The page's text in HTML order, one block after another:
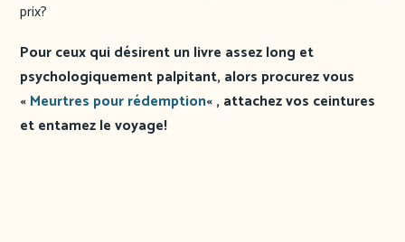
prix?
Pour ceux qui désirent un livre assez long et
psychologiquement palpitant, alors procurez vous
«Meurtres pour rédemption« , attachez vos ceintures
et entamez le voyage!